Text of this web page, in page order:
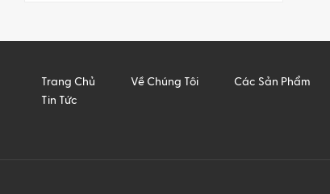
Trang Chủ Về Chúng Tôi
Các Sản Phẩm
Tin Tức